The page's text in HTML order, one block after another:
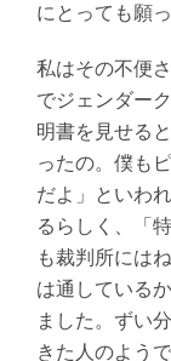
にとっても願
私はその不便
でジェンダー
明書を見せる
ったの。僕も
だよ」といわ
るらしく、「
も裁判所には
は通している
ました。ずい
きた人のようで